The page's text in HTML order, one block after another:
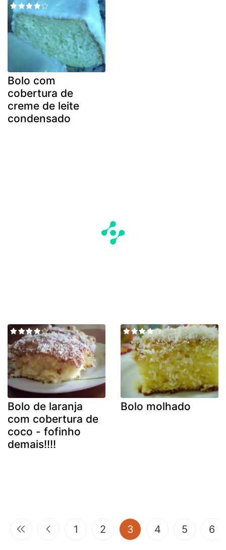
Bolo com
cobertura de
creme de leite
condensado
Bolo de laranja
com cobertura de
coco - fofinho
demais!!!!
Bolo molhado
1 2 3(current)
4 5 6